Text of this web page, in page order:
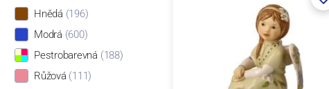
Hnědá (196)
Modrá (600)
Pestrobarevná (188)
Růžová (111)